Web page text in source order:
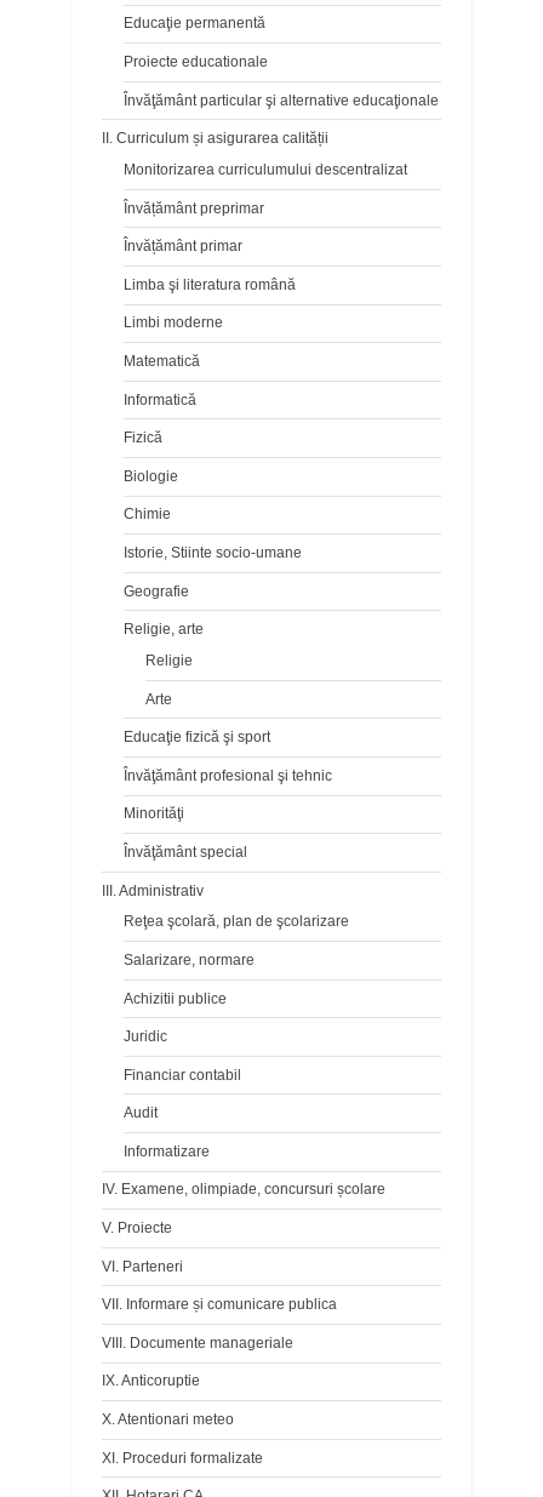
Educaţie permanentă
Proiecte educationale
Învăţământ particular şi alternative educaţionale
II. Curriculum și asigurarea calității
Monitorizarea curriculumului descentralizat
Învățământ preprimar
Învățământ primar
Limba şi literatura română
Limbi moderne
Matematică
Informatică
Fizică
Biologie
Chimie
Istorie, Stiinte socio-umane
Geografie
Religie, arte
Religie
Arte
Educaţie fizică şi sport
Învăţământ profesional şi tehnic
Minorităţi
Învăţământ special
III. Administrativ
Reţea şcolară, plan de şcolarizare
Salarizare, normare
Achizitii publice
Juridic
Financiar contabil
Audit
Informatizare
IV. Examene, olimpiade, concursuri școlare
V. Proiecte
VI. Parteneri
VII. Informare și comunicare publica
VIII. Documente manageriale
IX. Anticoruptie
X. Atentionari meteo
XI. Proceduri formalizate